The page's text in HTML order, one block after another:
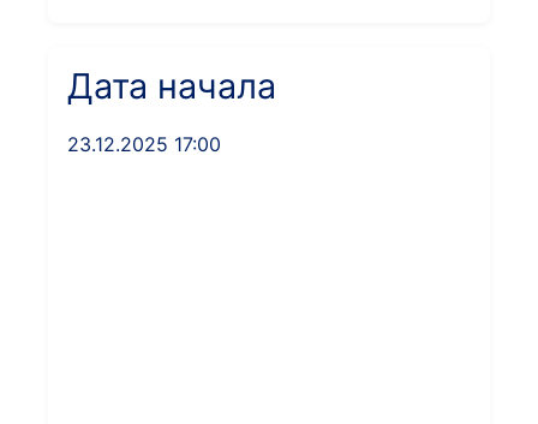
Дата начала
23.12.2025 17:00